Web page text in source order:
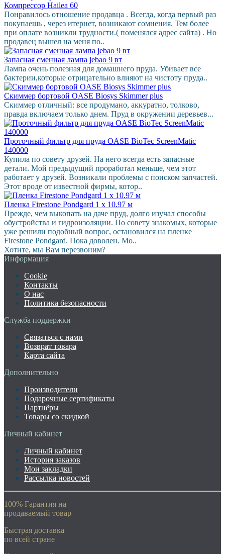
Компрессор Hailea 60
Понравилось отношение продавца . Всегда, когда первый раз
покупаешь , через итернет, возникают сомнения. Тем более
при оплате возникли трудности.( поменялся адрес сайта) . Но
продавец вышел на меня по..
Запасная сменная лампа jebao 9 вт
Лампа очень полезная для домашнего пруда. Убивает все
бактерии,которые отрицательно влияют на чистоту пруда..
Скиммер бортовой OASE Biosys Skimmer plus
Скиммер отличный: все продумано, аккуратно, толково,
правда включаем только днем. Пруд в окружении деревьев...
Проточный фильтр для пруда OASE BioTec ScreenMatic
140000
Купила по совету друзей. На него всегда есть запасные
детали. Мой предыдущий проработал меньше, чем этот
работает у друзей. Возникали проблемы с поиском запчастей.
Этот вроде от известной фирмы, котор..
Пленка Firestone Pondgard 1 х 10.97 м
Прежде, чем выкопать на даче пруд, долго изучал способы
обустройства и гидроизоляции. По совету знакомых, которые
уже решили подобный вопрос, остановился на пленке
Firestone Pondgard. Пока доволен. Мо..
Хотите, мы Вам перезвоним?
Информация
Cookie
Контакты
О нас
Политика безопасности
Служба поддержки
Связаться с нами
Возврат товара
Карта сайта
Дополнительно
Производители
Подарочные сертификаты
Партнёры
Товары со скидкой
Личный кабинет
Личный кабинет
История заказов
Мои закладки
Рассылка новостей
100% Гарантия на
продаваемый товар
Быстрая доставка
по всей стране